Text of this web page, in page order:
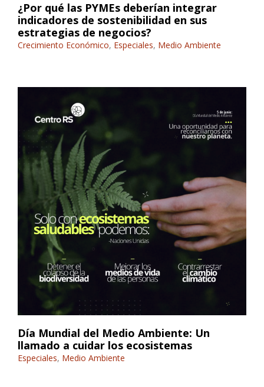
¿Por qué las PYMEs deberían integrar
indicadores de sostenibilidad en sus
estrategias de negocios?
Crecimiento Económico, Especiales, Medio Ambiente
Día Mundial del Medio Ambiente: Un
llamado a cuidar los ecosistemas
Especiales, Medio Ambiente